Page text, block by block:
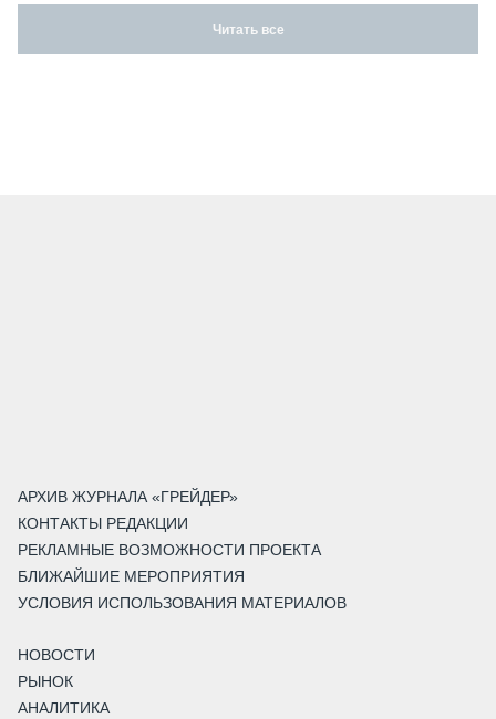
Читать все
АРХИВ ЖУРНАЛА «ГРЕЙДЕР»
КОНТАКТЫ РЕДАКЦИИ
РЕКЛАМНЫЕ ВОЗМОЖНОСТИ ПРОЕКТА
БЛИЖАЙШИЕ МЕРОПРИЯТИЯ
УСЛОВИЯ ИСПОЛЬЗОВАНИЯ МАТЕРИАЛОВ
НОВОСТИ
РЫНОК
АНАЛИТИКА